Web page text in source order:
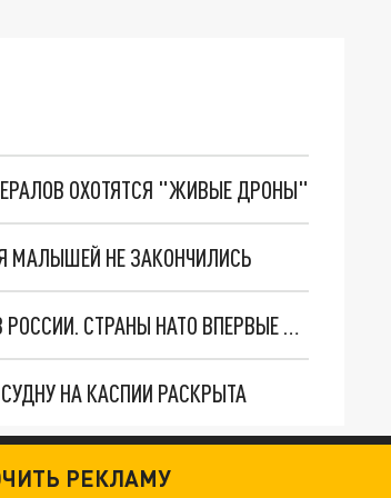
ОХОТЯТСЯ "ЖИВЫЕ ДРОНЫ"
МАЛЫШЕЙ НЕ ЗАКОНЧИЛИСЬ
"ОЧЕНЬ ПЛОХИЕ НОВОСТИ": БОЛЬШАЯ ОШИБКА PALANTIR В РОССИИ. СТРАНЫ НАТО ВПЕРВЫЕ ЗА СВО ОСТАНОВИЛИ ПОСТАВКИ ОРУЖИЯ. ВСУ ТЕРЯЮТ ПРИГРАНИЧЬЕ?
НА КАСПИИ РАСКРЫТА
РЕКЛАМУ